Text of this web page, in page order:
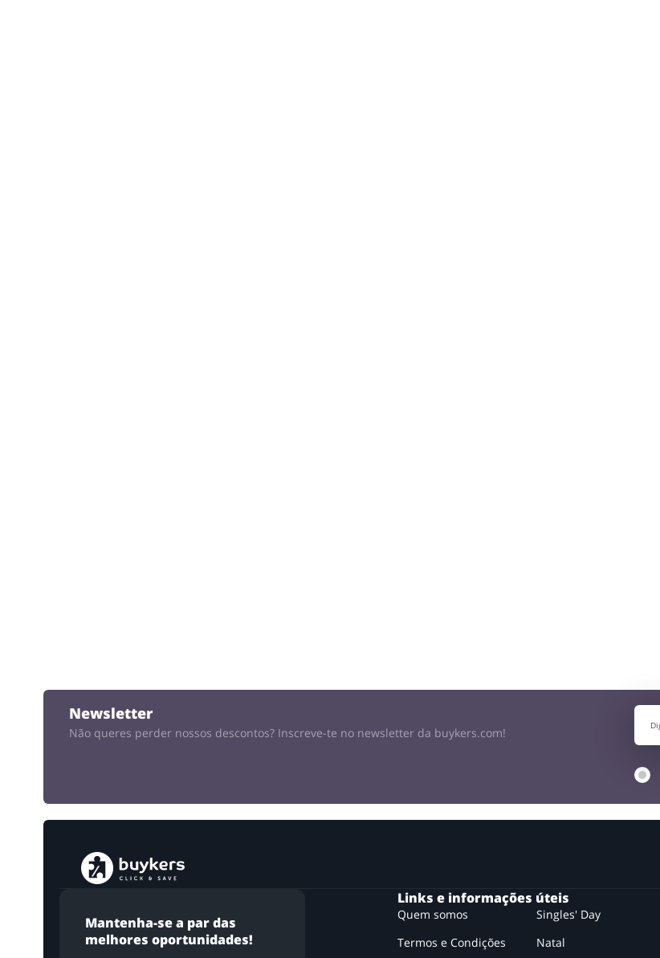
Newsletter
Não queres perder nossos descontos?Inscreve-te no newsletter da buykers.com!
Mantenha-se a par das
melhores oportunidades!
Links e informações úteis
Quem somos
Termos e Condições
Singles' Day
Natal